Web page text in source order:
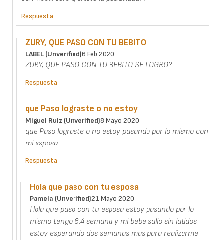
Respuesta
ZURY, QUE PASO CON TU BEBITO
LABEL (unverified)6 Feb 2020
ZURY, QUE PASO CON TU BEBITO SE LOGRO?
Respuesta
que Paso lograste o no estoy
Miguel Ruiz (unverified)8 Mayo 2020
que Paso lograste o no estoy pasando por lo mismo con
mi esposa
Respuesta
Hola que paso con tu esposa
Pamela (unverified)21 Mayo 2020
Hola que paso con tu esposa estoy pasando por lo
mismo tengo 6.4 semana y mi bebe salio sin latidos
estoy esperando dos semanas mas para realizarme